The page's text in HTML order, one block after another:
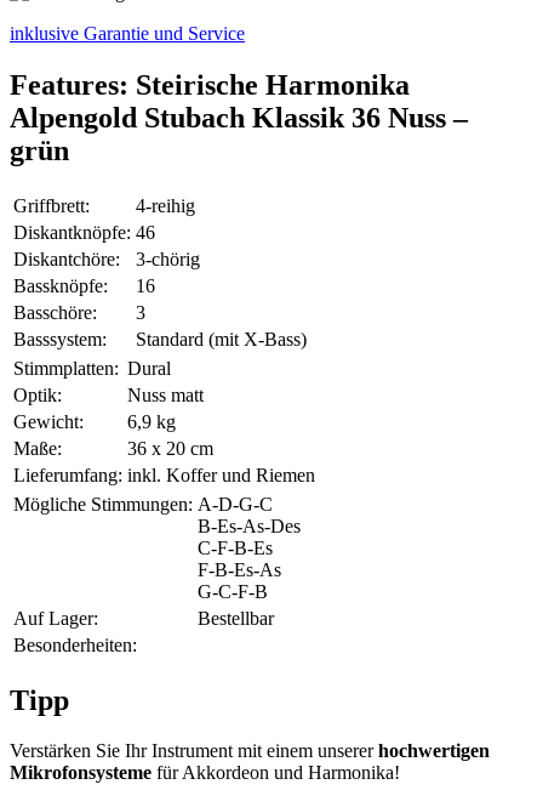
inklusive Garantie und Service
Features: Steirische Harmonika
Alpengold Stubach Klassik 36 Nuss –
grün
Griffbrett:
4-reihig
Diskantknöpfe: 46
Diskantchöre:
3-chörig
Bassknöpfe:
16
Basschöre:
3
Basssystem:
Standard (mit X-Bass)
Stimmplatten: Dural
Optik:
Nuss matt
Gewicht:
6,9 kg
Maße:
36 x 20 cm
Lieferumfang: inkl. Koffer und Riemen
Mögliche Stimmungen: A-D-G-C
B-Es-As-Des
C-F-B-Es
F-B-Es-As
G-C-F-B
Auf Lager:
Bestellbar
Besonderheiten:
Tipp
Verstärken Sie Ihr Instrument mit einem unsererhochwertigen
Mikrofonsysteme für Akkordeon und Harmonika!